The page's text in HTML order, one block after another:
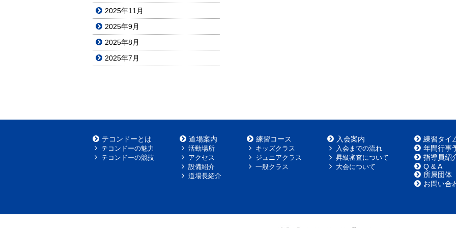
2025年11月
2025年9月
2025年8月
2025年7月
テコンドーとは
テコンドーの魅力
テコンドーの競技
道場案内
活動場所
アクセス
設備紹介
道場長紹介
練習コース
キッズクラス
ジュニアクラス
一般クラス
入会案内
入会までの流れ
昇級審査について
大会について
練習タイ
年間行事
指導員紹
Q & A
所属団体
お問い合